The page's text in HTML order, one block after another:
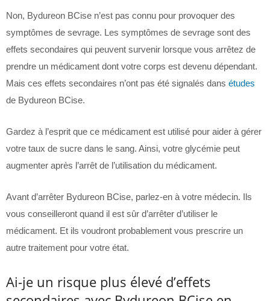
Non, Bydureon BCise n’est pas connu pour provoquer des
symptômes de sevrage. Les symptômes de sevrage sont des
effets secondaires qui peuvent survenir lorsque vous arrêtez de
prendre un médicament dont votre corps est devenu dépendant.
Mais ces effets secondaires n’ont pas été signalés dans études
de Bydureon BCise.
Gardez à l’esprit que ce médicament est utilisé pour aider à gérer
votre taux de sucre dans le sang. Ainsi, votre glycémie peut
augmenter après l’arrêt de l’utilisation du médicament.
Avant d’arrêter Bydureon BCise, parlez-en à votre médecin. Ils
vous conseilleront quand il est sûr d’arrêter d’utiliser le
médicament. Et ils voudront probablement vous prescrire un
autre traitement pour votre état.
Ai-je un risque plus élevé d’effets